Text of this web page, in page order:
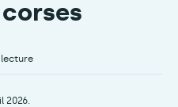
lecture
2026.